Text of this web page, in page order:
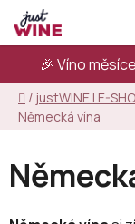
Přejít
na
obsah
🎉 Víno
Domů
/ justWINE | E-
Německá vína